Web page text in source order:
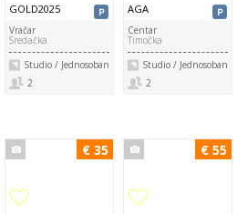
GOLD2025
Vračar
Sredačka
Studio / Jednosoban
2
AGA
Centar
Timočka
Studio / Jednosoban
2
€ 35 € 55